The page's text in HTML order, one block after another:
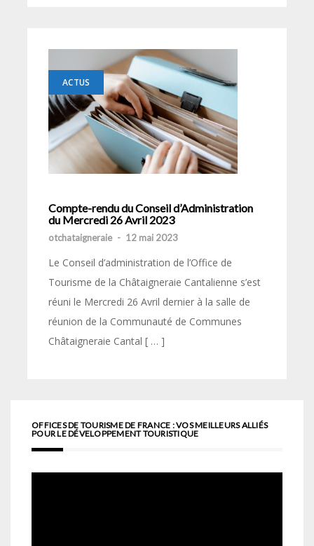
ACTUS
Compte-rendu du Conseil d’Administration
du Mercredi 26 Avril 2023
otchataigneraie - 12 mai 2023
Le Conseil d’administration de l’Office de
Tourisme de la Châtaigneraie Cantalienne s’est
réuni le Mercredi 26 Avril dernier à la salle de
réunion de la Communauté de Communes
Châtaigneraie Cantal [ … ]
OFFICES DE TOURISME DE FRANCE : VOS MEILLEURS ALLIÉS
POUR LE DÉVELOPPEMENT TOURISTIQUE